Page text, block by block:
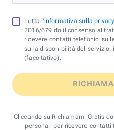
Letta l'informativa sulla privacy
2016/679 do il consenso al
ricevere contatti telefonici
sulla disponibilità del
(facoltativo).
Cliccando su Richiamami Gratis
personali per ricevere